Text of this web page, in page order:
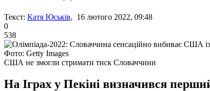
Текст: Катя Юськів, 16 лютого 2022, 09:48
0
538
Фото: Getty Images
США не змогли стримати тиск Словаччини
На Іграх у Пекіні визначився